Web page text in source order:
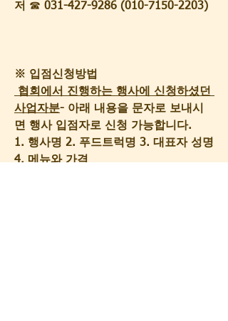
저 ☎ 031-427-9286 (010-7150-2203)
※ 입점신청방법
협회에서 진행하는 행사에 신청하셨던
사업자분- 아래 내용을 문자로 보내시
면 행사 입점자로 신청 가능합니다.
1. 행사명 2. 푸드트럭명 3. 대표자 성명
4. 메뉴와 가격